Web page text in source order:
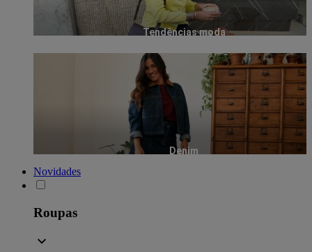
Tendências moda
Denim
Novidades
Roupas